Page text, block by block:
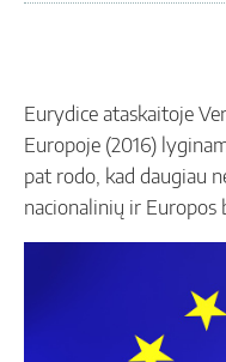
Eurydice ataskaitoje
Europoje (2016)
pat rodo, kad daugiau
nacionalinių ir Europos